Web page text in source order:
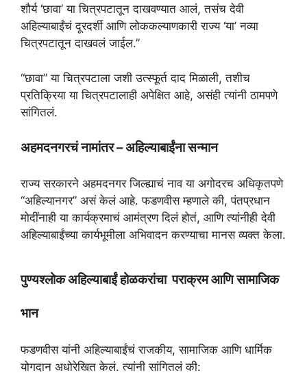
शौर्य ‘छावा’ या चित्रपटातून दाखवण्यात आलं, तसंच देवी
अहिल्याबाईंचं दूरदर्शी आणि लोककल्याणकारी राज्य ‘या’ नव्या
चित्रपटातून दाखवलं जाईल.”
“छावा” या चित्रपटाला जशी उत्स्फूर्त दाद मिळाली, तशीच
प्रतिक्रिया या चित्रपटालाही अपेक्षित आहे, असंही त्यांनी ठामपणे
सांगितलं.
अहमदनगरचं नामांतर – अहिल्याबाईंना सन्मान
राज्य सरकारने अहमदनगर जिल्ह्याचं नाव या अगोदरच अधिकृतपणे
“अहिल्यानगर” असं केलं आहे. फडणवीस म्हणाले की, पंतप्रधान
मोदींनाही या कार्यक्रमाचं आमंत्रण दिलं होतं, आणि त्यांनीही देवी
अहिल्याबाईंच्या कार्यभूमीला अभिवादन करण्याचा मानस व्यक्त केला.
पुण्यश्लोक अहिल्याबाईं होळकरांचा पराक्रम आणि सामाजिक
भान
फडणवीस यांनी अहिल्याबाईंचं राजकीय, सामाजिक आणि धार्मिक
योगदान अधोरेखित केलं. त्यांनी सांगितलं की: